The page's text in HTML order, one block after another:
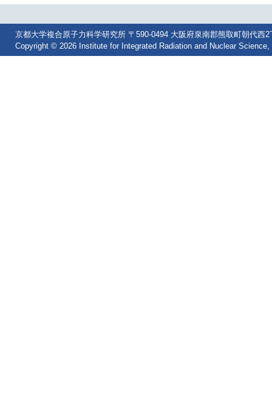
京都大学複合原子力科学研究所 〒590-0494 大阪府泉南郡熊取町朝代西
Copyright © 2026 Institute for Integrated Radiation and Nuclear